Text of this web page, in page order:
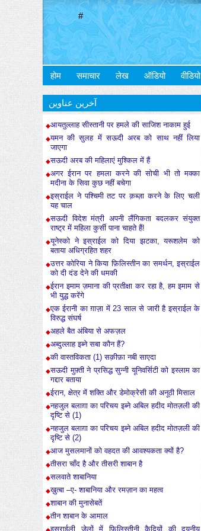
#
होम समाचार लेख ऑडियो वीडियो
آخرین عناوین
आयतुल्लाह सीस्तानी पर हमले की साजिश नाकाम हुई
यमन की सुलह में सऊदी अरब को साथ नहीं लिया
जाएगा
सऊदी अरब की महिलाएं मुश्किल में हैं
अगर ईरान पर हमला करने की सोची भी तो मक्का
मदीना के सिवा कुछ नहीं बचेगा
इस्राईल ने पश्चिमी तट पर क़ब्ज़ा करने के लिए चली
यह चाल
सऊदी विदेश मंत्री अपनी लैंगिकता बदलकर संयुक्त
राष्ट्र में महिला कुर्सी पाना चाहते हैं!
यूनेस्को ने इस्राईल को दिया झटका, यरूशलेम को
बताया अधिग्रहित शहर
उत्तर कोरिया ने किया फ़िलिस्तीन का समर्थन, इस्राईल
को दी दंड देने की धमकी
ईरान इमाम ज़माना की प्रतीक्षा कर रहा है, हम इमाम से
भी युद्ध करेंगे
एक ईरानी का ग़ाज़ा में 23 साल से जारी है इस्राईल के
विरुद्ध संघर्ष
अहले बैत अंबिया से अफज़ल
अब्दुल्लाह इब्ने सबा कौन हैं?
की वास्तविकता (1) सक़ीफ़ा नबी साएदा
सऊदी मुफ़्ती ने प्रसिद्ध सुन्नी यूनिवर्सिटी को इस्लाम का
गद्दार बताया
ईरान, क्षेत्र में शक्ति और डेमोक्रेसी की अनूठी मिसाल
नहजुल बलाग़ा का परिचय इब्ने अबिल हदीद मोतज़ली की
दृष्टि से (1)
नहजुल बलाग़ा का परिचय इब्ने अबिल हदीद मोतज़ली की
दृष्टि से (2)
आज मुसलमानों को वहदत की आवश्यकता क्यों है?
तीसरा चाँद है और तीसरी शाबान है
सलवाते शाबानिया
ख़ुत्बा –ए- शाबानिया और रमज़ान का महत्व
शाबान की मुनासेबतें
तीन शाबान के आमाल
इस्राईली जेलों में फ़िलिस्तीनी क़ैदियों की दयनीय